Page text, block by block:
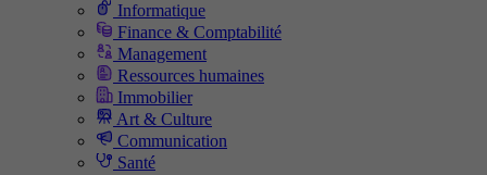
Informatique
Finance & Comptabilité
Management
Ressources humaines
Immobilier
Art & Culture
Communication
Santé